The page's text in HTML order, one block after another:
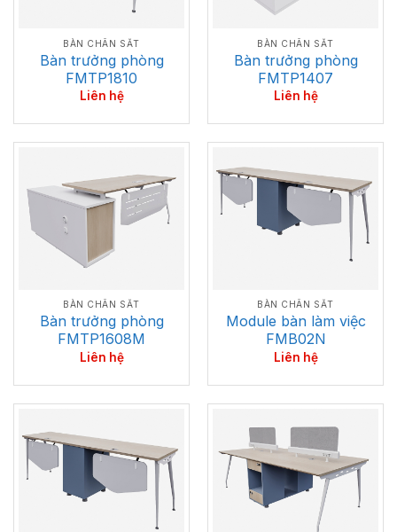
BÀN CHÂN SẮT
Bàn trưởng phòng
FMTP1810
Liên hệ
BÀN CHÂN SẮT
Bàn trưởng phòng
FMTP1407
Liên hệ
BÀN CHÂN SẮT
Bàn trưởng phòng
FMTP1608M
Liên hệ
BÀN CHÂN SẮT
Module bàn làm việc
FMB02N
Liên hệ